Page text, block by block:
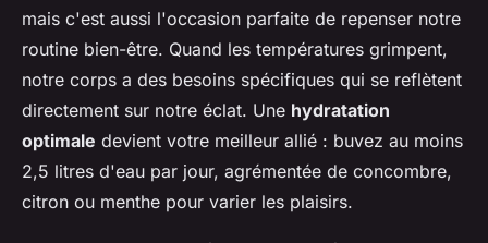
mais c'est aussi l'occasion parfaite de repenser notre
routine bien-être. Quand les températures grimpent,
notre corps a des besoins spécifiques qui se reflètent
directement sur notre éclat. Une hydratation
optimale devient votre meilleur allié : buvez au moins
2,5 litres d'eau par jour, agrémentée de concombre,
citron ou menthe pour varier les plaisirs.